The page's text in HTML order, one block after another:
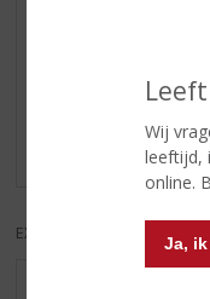
Wij
leeftijd,
online.
Ja,
Schrijf een review
Er zijn nog geen
EXCL. BTW INCL.